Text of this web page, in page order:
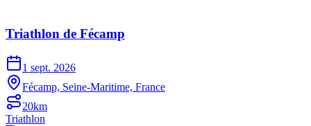
Triathlon de Fécamp
1 sept. 2026
Fécamp, Seine-Maritime, France
20km
Triathlon